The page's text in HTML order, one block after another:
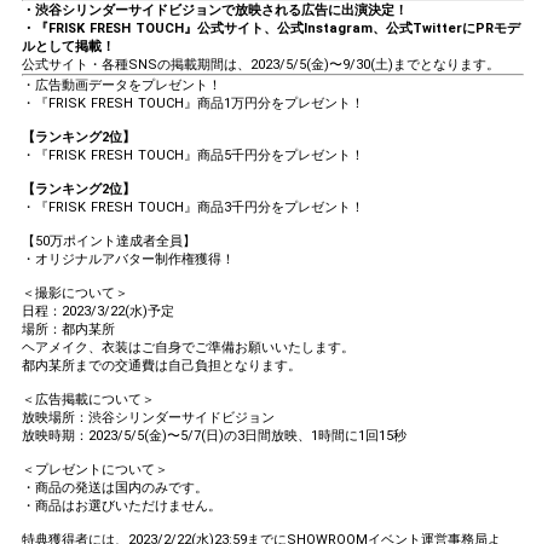
・渋谷シリンダーサイドビジョンで放映される広告に出演決定！
・『FRISK FRESH TOUCH』公式サイト、公式Instagram、公式TwitterにPRモデ
ルとして掲載！
公式サイト・各種SNSの掲載期間は、2023/5/5(金)〜9/30(土)までとなります。
・広告動画データをプレゼント！
・『FRISK FRESH TOUCH』商品1万円分をプレゼント！
【ランキング2位】
・『FRISK FRESH TOUCH』商品5千円分をプレゼント！
【ランキング2位】
・『FRISK FRESH TOUCH』商品3千円分をプレゼント！
【50万ポイント達成者全員】
・オリジナルアバター制作権獲得！
＜撮影について＞
日程：2023/3/22(水)予定
場所：都内某所
ヘアメイク、衣装はご自身でご準備お願いいたします。
都内某所までの交通費は自己負担となります。
＜広告掲載について＞
放映場所：渋谷シリンダーサイドビジョン
放映時期：2023/5/5(金)〜5/7(日)の3日間放映、1時間に1回15秒
＜プレゼントについて＞
・商品の発送は国内のみです。
・商品はお選びいただけません。
特典獲得者には、2023/2/22(水)23:59までにSHOWROOMイベント運営事務局よ